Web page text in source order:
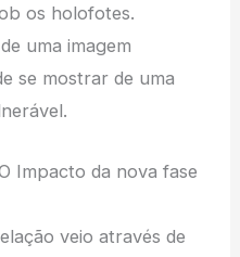
os holofotes.
uma imagem
se mostrar de uma
Impacto da nova fase
veio através de